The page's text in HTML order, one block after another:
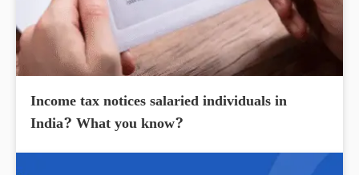
Income tax notices salaried individuals in
India? What you know?